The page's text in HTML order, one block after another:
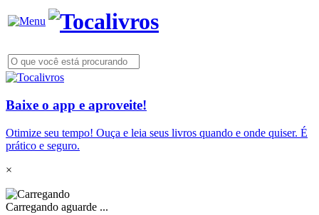
Baixe o app e aproveite!
Otimize seu tempo! Ouça e leia seus livros quando e onde quiser. É
prático e seguro.
×
Carregando aguarde ...